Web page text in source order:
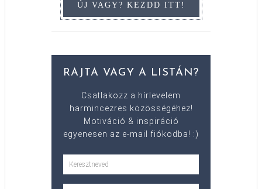
RAJTA VAGY A LISTÁN?
Csatlakozz a hírlevelem
harmincezres közösségéhez!
Motiváció & inspiráció
egyenesen az e-mail fiókodba! :)